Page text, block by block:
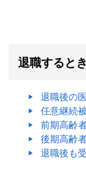
退職するとき
退職後の
任意継続
前期高齢
後期高齢
退職後も